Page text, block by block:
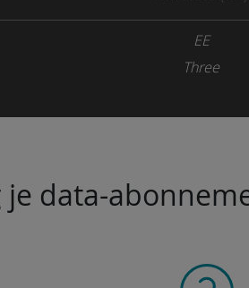
EE
Three
je data-